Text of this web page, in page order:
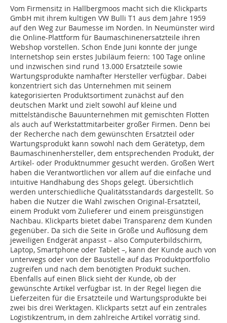
Vom Firmensitz in Hallbergmoos macht sich die Klickparts
GmbH mit ihrem kultigen VW Bulli T1 aus dem Jahre 1959
auf den Weg zur Baumesse im Norden. In Neumünster wird
die Online-Plattform für Baumaschinenersatzteile ihren
Webshop vorstellen. Schon Ende Juni konnte der junge
Internetshop sein erstes Jubiläum feiern: 100 Tage online
und inzwischen sind rund 13.000 Ersatzteile sowie
Wartungsprodukte namhafter Hersteller verfügbar. Dabei
konzentriert sich das Unternehmen mit seinem
kategorisierten Produktsortiment zunächst auf den
deutschen Markt und zielt sowohl auf kleine und
mittelständische Bauunternehmen mit gemischten Flotten
als auch auf Werkstattmitarbeiter großer Firmen. Denn bei
der Recherche nach dem gewünschten Ersatzteil oder
Wartungsprodukt kann sowohl nach dem Gerätetyp, dem
Baumaschinenhersteller, dem entsprechenden Produkt, der
Artikel- oder Produktnummer gesucht werden. Großen Wert
haben die Verantwortlichen vor allem auf die einfache und
intuitive Handhabung des Shops gelegt. Übersichtlich
werden unterschiedliche Qualitätsstandards dargestellt. So
haben die Nutzer die Wahl zwischen Original-Ersatzteil,
einem Produkt vom Zulieferer und einem preisgünstigen
Nachbau. Klickparts bietet dabei Transparenz dem Kunden
gegenüber. Da sich die Seite in Größe und Auflösung dem
jeweiligen Endgerät anpasst – also Computerbildschirm,
Laptop, Smartphone oder Tablet –, kann der Kunde auch von
unterwegs oder von der Baustelle auf das Produktportfolio
zugreifen und nach dem benötigten Produkt suchen.
Ebenfalls auf einen Blick sieht der Kunde, ob der
gewünschte Artikel verfügbar ist. In der Regel liegen die
Lieferzeiten für die Ersatzteile und Wartungsprodukte bei
zwei bis drei Werktagen. Klickparts setzt auf ein zentrales
Logistikzentrum, in dem zahlreiche Artikel vorrätig sind.